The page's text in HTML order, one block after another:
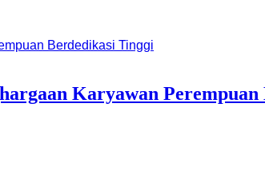
Karyawan